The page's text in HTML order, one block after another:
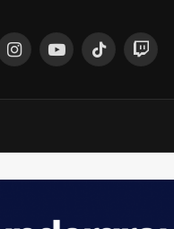
InstagramYouTubeTikTokTwitch